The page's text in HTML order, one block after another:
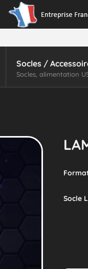
Socles /
Socles, alimentation
Socle